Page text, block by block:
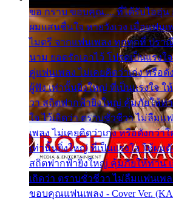
ขอ กราบ ขอบคุณ.... ที่ได้รับไออุ่น
ผมแสนชื่นใจ หายวังเวง เมื่อแฟนเ
ไมตรี จากแฟนเพลง ทุกทุกที่ ปรา
นาม ยอดรักเอาไว้ โปรดเป็นแรงใ
คู่แฟนเพลง ไม่เคยคิดว่าเก่ง หรือ
ผู้ฟัง เท่านั้นยิ่งใหญ่ ที่เป็นแรงใจ ใ
วา สถิตฟากฟ้ายิ่งใหญ่ คุ้มภัยให้ท่
ใจ ไว้เถิดว่า ตราบชั่วชีวา ไม่ลืม
เพลง ไม่เคยคิดว่าเก่ง หรือดังกว่
เท่านั้นยิ่งใหญ่ ที่เป็นแรงใจ ให้ผม
สถิตฟากฟ้ายิ่งใหญ่ คุ้มภัยให้ท่าน เ
เถิดว่า ตราบชั่วชีวา ไม่ลืมแฟนเพล
ขอบคุณแฟนเพลง - Cover Ver.